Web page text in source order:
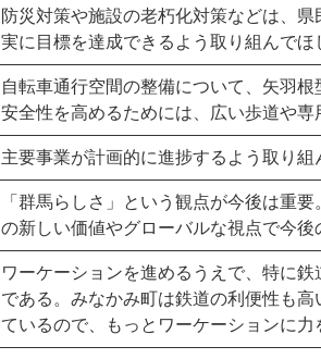
防災対策や施設の老朽化対策などは、
実に目標を達成できるよう取り組んでほ
自転車通行空間の整備について、矢羽
安全性を高めるためには、広い歩道や専
主要事業が計画的に進捗するよう取り組
「群馬らしさ」という観点が今後は重
の新しい価値やグローバルな視点で今後
ワーケーションを進めるうえで、特に
である。みなかみ町は鉄道の利便性も
ているので、もっとワーケーションに力